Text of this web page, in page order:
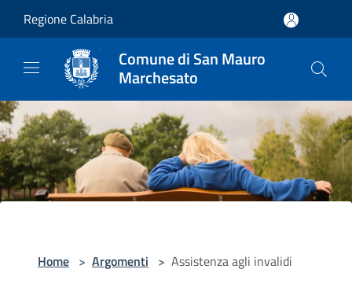
Regione Calabria
Comune di San Mauro
Marchesato
Home > Argomenti > Assistenza agli invalidi